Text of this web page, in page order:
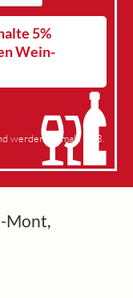
5%
Wein-
werden niemals an 3.
Mont,